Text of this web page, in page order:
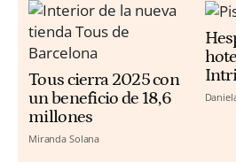
Tous cierra 2025 con
un beneficio de 18,6
millones
Miranda Solana